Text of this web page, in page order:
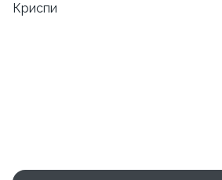
Криспи